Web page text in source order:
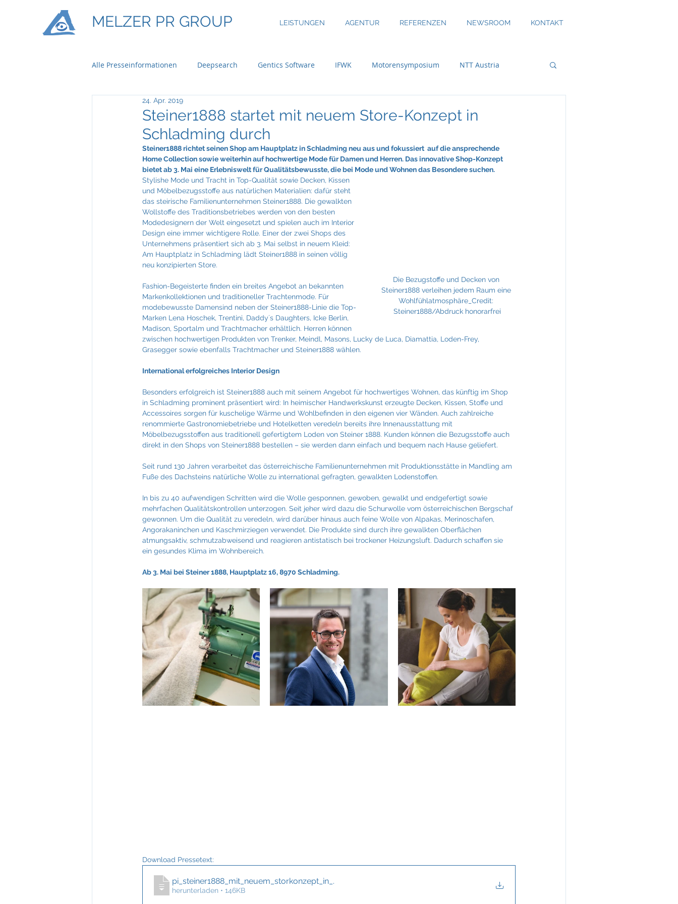
MELZER PR GROUP LEISTUNGEN AGENTUR REFERENZEN NEWSROOM KONTAKT
Alle Presseinformationen Deepsearch Gentics Software IFWK Motorensymposium NTT Austria
Ontime Logistics
Bau & Boden Immobilien Bauer Group Bossard BRP-Rotax Bundesinitiative eMobility
Braun Lockenhaus Capgemini CBRE Global Investors Chefsache
Feuerkultur Wieser FIABCI Fraunhofer Frigologo GGW Gruber
NTT Data
Steiner1888 startet mit neuem Store-Konzept in
Schladming durch
24. Apr. 2019
Steiner1888 richtet seinen Shop am Hauptplatz in Schladming neu aus und fokussiert  auf die ansprechende
Home Collection sowie weiterhin auf hochwertige Mode für Damen und Herren. Das innovative Shop-Konzept
bietet ab 3. Mai eine Erlebniswelt für Qualitätsbewusste, die bei Mode und Wohnen das Besondere suchen.
Die Bezugstoffe und Decken von
Steiner1888 verleihen jedem Raum eine
Wohlfühlatmosphäre_Credit:
Steiner1888/Abdruck honorarfrei
Stylishe Mode und Tracht in Top-Qualität sowie Decken, Kissen
und Möbelbezugsstoffe aus natürlichen Materialien: dafür steht
das steirische Familienunternehmen Steiner1888. Die gewalkten
Wollstoffe des Traditionsbetriebes werden von den besten
Modedesignern der Welt eingesetzt und spielen auch im Interior
Design eine immer wichtigere Rolle. Einer der zwei Shops des
Unternehmens präsentiert sich ab 3. Mai selbst in neuem Kleid:
Am Hauptplatz in Schladming lädt Steiner1888 in seinen völlig
neu konzipierten Store.
Fashion-Begeisterte finden ein breites Angebot an bekannten
Markenkollektionen und traditioneller Trachtenmode. Für
modebewusste Damensind neben der Steiner1888-Linie die Top-
Marken Lena Hoschek, Trentini, Daddy´s Daughters, Icke Berlin,
Madison, Sportalm und Trachtmacher erhältlich. Herren können
zwischen hochwertigen Produkten von Trenker, Meindl, Masons, Lucky de Luca, Diamattia, Loden-Frey,
Grasegger sowie ebenfalls Trachtmacher und Steiner1888 wählen.
International erfolgreiches Interior Design
Besonders erfolgreich ist Steiner1888 auch mit seinem Angebot für hochwertiges Wohnen, das künftig im Shop
in Schladming prominent präsentiert wird: In heimischer Handwerkskunst erzeugte Decken, Kissen, Stoffe und
Accessoires sorgen für kuschelige Wärme und Wohlbefinden in den eigenen vier Wänden. Auch zahlreiche
renommierte Gastronomiebetriebe und Hotelketten veredeln bereits ihre Innenausstattung mit
Möbelbezugsstoffen aus traditionell gefertigtem Loden von Steiner 1888. Kunden können die Bezugsstoffe auch
direkt in den Shops von Steiner1888 bestellen – sie werden dann einfach und bequem nach Hause geliefert.
Seit rund 130 Jahren verarbeitet das österreichische Familienunternehmen mit Produktionsstätte in Mandling am
Fuße des Dachsteins natürliche Wolle zu international gefragten, gewalkten Lodenstoffen.
In bis zu 40 aufwendigen Schritten wird die Wolle gesponnen, gewoben, gewalkt und endgefertigt sowie
mehrfachen Qualitätskontrollen unterzogen. Seit jeher wird dazu die Schurwolle vom österreichischen Bergschaf
gewonnen. Um die Qualität zu veredeln, wird darüber hinaus auch feine Wolle von Alpakas, Merinoschafen,
Angorakaninchen und Kaschmirziegen verwendet. Die Produkte sind durch ihre gewalkten Oberflächen
atmungsaktiv, schmutzabweisend und reagieren antistatisch bei trockener Heizungsluft. Dadurch schaffen sie
ein gesundes Klima im Wohnbereich.
Ab 3. Mai bei Steiner 1888, Hauptplatz 16, 8970 Schladming.
Download Pressetext:
pi_steiner1888_mit_neuem_storkonzept_in_ .
herunterladen • 146KB